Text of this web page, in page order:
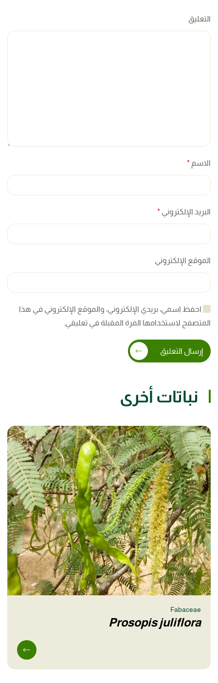
التعليق
الاسم *
البريد الإلكتروني *
الموقع الإلكتروني
احفظ اسمي، بريدي الإلكتروني، والموقع الإلكتروني في هذا
المتصفح لاستخدامها المرة المقبلة في تعليقي.
إرسال التعليق
نباتات أخرى
Fabaceae
Prosopis juliflora